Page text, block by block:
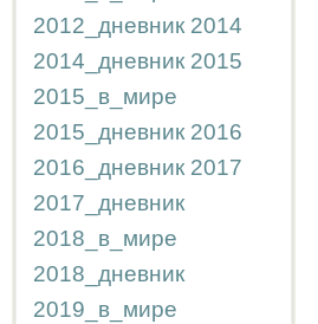
2012_дневник 2014
2014_дневник 2015
2015_в_мире
2015_дневник 2016
2016_дневник 2017
2017_дневник
2018_в_мире
2018_дневник
2019_в_мире